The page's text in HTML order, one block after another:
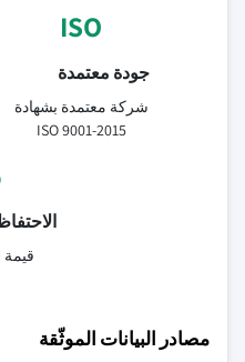
ISO
جودة معتمدة
شركة معتمدة بشهادة
ISO 9001-2015
مصادر البيانات الموثّقة